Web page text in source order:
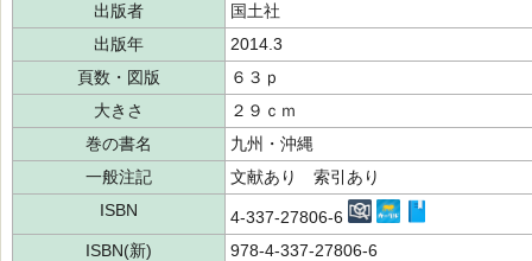
出版者
国土社
出版年
2014.3
頁数・図版
６３ｐ
大きさ
２９ｃｍ
巻の書名
九州・沖縄
一般注記
文献あり 索引あり
ISBN
4-337-27806-6
ISBN(新)
978-4-337-27806-6